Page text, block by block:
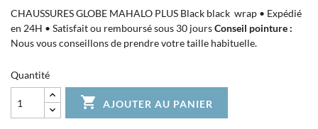
CHAUSSURES GLOBE MAHALO PLUS Black black wrap • Expédié
en 24H • Satisfait ou remboursé sous 30 joursConseil pointure :
Nous vous conseillons de prendre votre taille habituelle.
Quantité
 AJOUTER AU PANIER